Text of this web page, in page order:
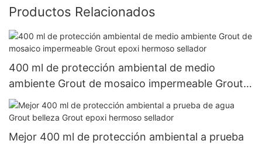
Productos Relacionados
400 ml de protección ambiental de medio
ambiente Grout de mosaico impermeable Grout
epoxi hermoso sellador
Mejor 400 ml de protección ambiental a prueba